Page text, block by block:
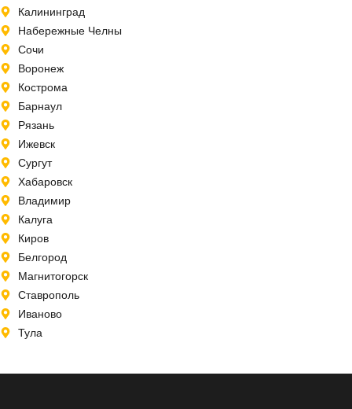
Калининград
Набережные Челны
Сочи
Воронеж
Кострома
Барнаул
Рязань
Ижевск
Сургут
Хабаровск
Владимир
Калуга
Киров
Белгород
Магнитогорск
Ставрополь
Иваново
Тула